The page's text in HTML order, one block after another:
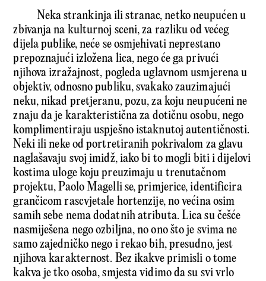
Neka strankinja ili stranac, netko neupućen u
zbivanja na kulturnoj sceni, za razliku od većeg
dijela publike, neće se osmjehivati neprestano
prepoznajući izložena lica, nego će ga privući
njihova izražajnost, pogleda uglavnom usmjerena u
objektiv, odnosno publiku, svakako zauzimajući
neku, nikad pretjeranu, pozu, za koju neupućeni ne
znaju da je karakteristična za dotičnu osobu, nego
komplimentiraju uspješno istaknutoj autentičnosti.
Neki ili neke od portretiranih pokrivalom za glavu
naglašavaju svoj imidž, iako bi to mogli biti i dijelovi
kostima uloge koju preuzimaju u trenutačnom
projektu, Paolo Magelli se, primjerice, identificira
grančicom rascvjetale hortenzije, no većina osim
samih sebe nema dodatnih atributa. Lica su češće
nasmiješena nego ozbiljna, no ono što je svima ne
samo zajedničko nego i rekao bih, presudno, jest
njihova karakternost. Bez ikakve primisli o tome
kakva je tko osoba, smjesta vidimo da su svi vrlo